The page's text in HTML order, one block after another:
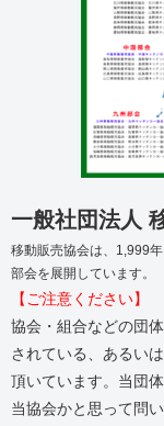
一般社団法人
移動販売協会は、1,999
部会を展開しています。
【ご注意ください】
協会・組合などの団
されている、あるい
頂いています。当団
当協会かと思って問